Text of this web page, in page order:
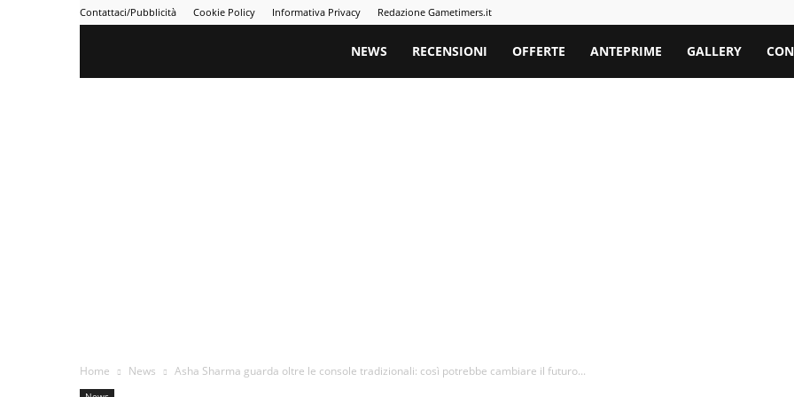
Contattaci/Pubblicità Cookie Policy Informativa Privacy Redazione Gametimers.it
Gametimers
NEWS RECENSIONI OFFERTE ANTEPRIME GALLERY
Home News Asha Sharma guarda oltre le console tradizionali: così potrebbe cambiare il futuro...